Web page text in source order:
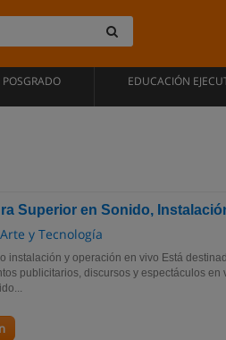
POSGRADO EDUCACIÓN
Superior en Sonido,
y Tecnología
instalación y operación en vivo Está
publicitarios, discursos y espectáculos en